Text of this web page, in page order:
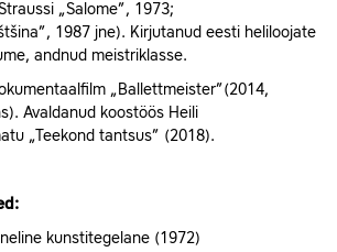
„Salome”, 1973;
1987 jne). Kirjutanud eesti heliloojate
andnud meistriklasse.
„Ballettmeister”(2014,
Avaldanud koostöös Heili
„Teekond tantsus” (2018).
kunstitegelane (1972)